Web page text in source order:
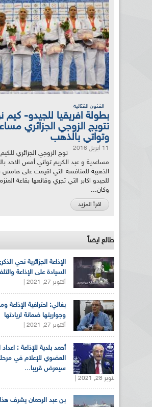
الفنون القتالية
بطولة افريقيا للجيدو- كيم
تتويج الزوجي الجزائري
وتواتي بالذهب
11 أبريل 2016
توج الزوجي الجزائري
مساعدية و عبد الكريم تواتي أمس الاحد
الذهبية للمنافسة التي اقيمت على هامش
للجيدو اكابر التي تجري وقائعها بقاعة
وكان...
اقرأ المزيد
طالع ايضاً
السيادة على الإذاعة
أكتوبر 27, 2021 |
بغالي: احترافية الإذاعة
وجواريتها ضمانة لريادتها
أكتوبر 27, 2021 |
أحمد بلدية للإذاعة : اعداد
العضوي للإعلام في
سيعرض قريبا...
أكتوبر 28, 2021 |
بن عبد الرحمان يشرف